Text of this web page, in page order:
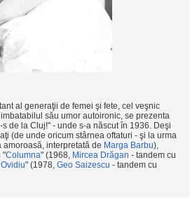
al generaţii de femei şi fete, cel veşnic
său umor autoironic, se prezenta
de la Cluj!" - unde s-a născut în 1936. Deşi
(de unde oricum stârnea oftaturi - şi la urma
interpretată de Marga Barbu),
"Columna" (1968, Mircea Drăgan - tandem cu
" (1978, Geo Saizescu - tandem cu